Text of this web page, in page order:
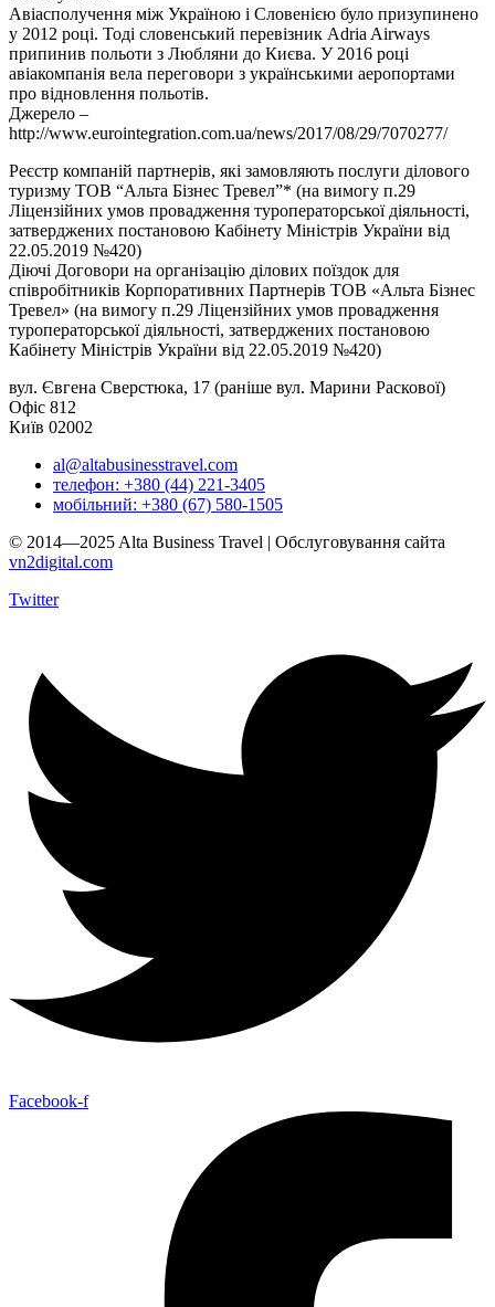
Авіасполучення між Україною і Словенією було призупинено
у 2012 році. Тоді словенський перевізник Adria Airways
припинив польоти з Любляни до Києва. У 2016 році
авіакомпанія вела переговори з українськими аеропортами
про відновлення польотів.
Джерело –
http://www.eurointegration.com.ua/news/2017/08/29/7070277/
Реєстр компаній партнерів, які замовляють послуги ділового
туризму ТОВ “Альта Бізнес Тревел”* (на вимогу п.29
Ліцензійних умов провадження туроператорської діяльності,
затверджених постановою Кабінету Міністрів України від
22.05.2019 №420)
Діючі Договори на організацію ділових поїздок для
співробітників Корпоративних Партнерів ТОВ «Альта Бізнес
Тревел» (на вимогу п.29 Ліцензійних умов провадження
туроператорської діяльності, затверджених постановою
Кабінету Міністрів України від 22.05.2019 №420)
вул. Євгена Сверстюка, 17 (раніше вул. Марини Раскової)
Офіс 812
Київ 02002
al@altabusinesstravel.com
телефон: +380 (44) 221-3405
мобільний: +380 (67) 580-1505
© 2014—2025 Alta Business Travel | Обслуговування сайта
vn2digital.com
Twitter
Facebook-f